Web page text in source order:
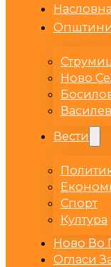
Насловна
Општини
Ново
Вести
Спорт
Култура
Ново Во
Огласи